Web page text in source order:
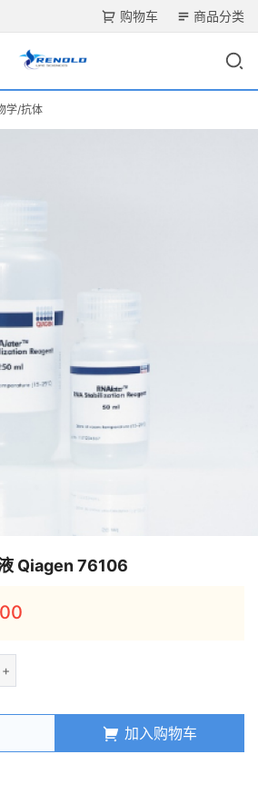
购物车 商品分类
学/抗体
Qiagen 76106
+
加入购物车